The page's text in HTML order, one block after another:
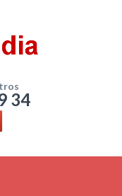
34